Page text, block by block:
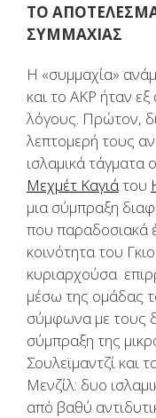
ΤΟ
ΣΥΜΜΑΧΙΑΣ
Η «συμμαχία»
και το ΑΚΡ ήταν
λόγους. Πρώτον,
λεπτομερή τους
ισλαμικά τάγματα
Μεχμέτ Καγιάτου
μια σύμπραξη
που παραδοσιακά
κοινότητα του
κυριαρχούσα
μέσω της ομάδας
σύμφωνα με τους
σύμπραξη της
Σουλεϊμαντζί και
Μενζίλ: δυο
από βαθύ